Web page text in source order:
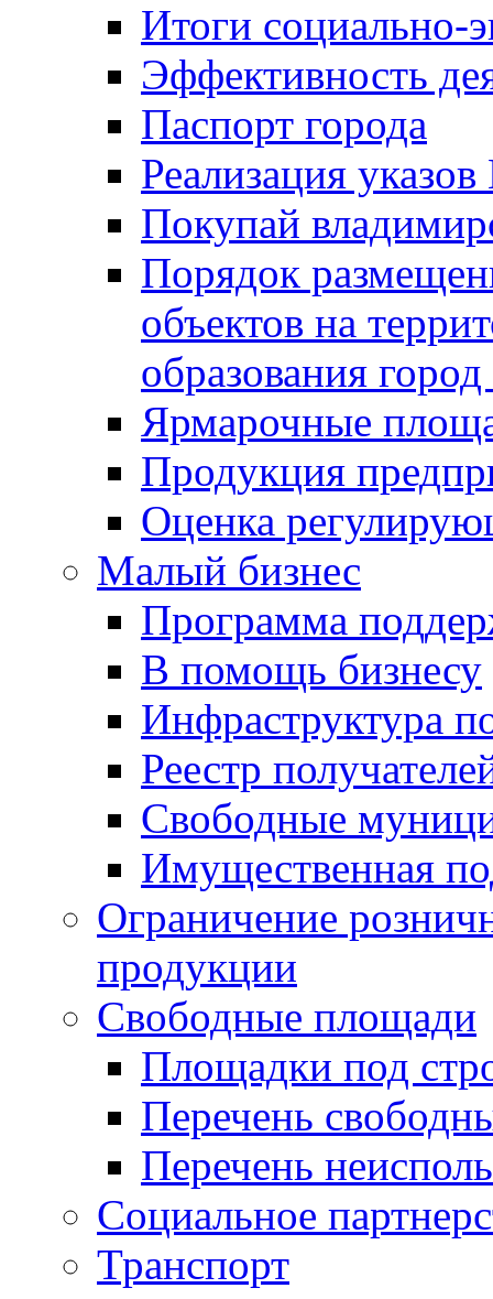
Итоги социально-
Эффективность
Паспорт города
Реализация
Покупай
Порядок
объектов на
образования
Ярмарочные
Продукция
Оценка
Малый бизнес
Программа
В помощь бизнесу
Инфраструктура
Реестр
Свободные
Имущественная
Ограничение
продукции
Свободные площади
Площадки под
Перечень
Перечень
Социальное
Транспорт